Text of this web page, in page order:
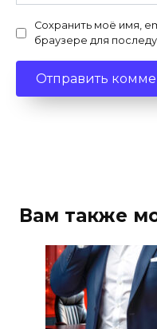
Сохранить моё имя,
браузере для
Вам также